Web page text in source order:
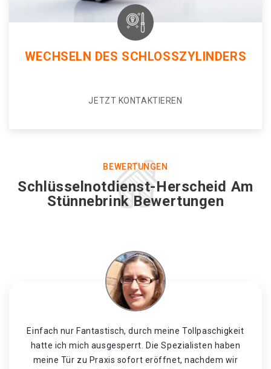
WECHSELN DES SCHLOSSZYLINDERS
JETZT KONTAKTIEREN
BEWERTUNGEN
Schlüsselnotdienst-Herscheid Am
Stünnebrink Bewertungen
Einfach nur Fantastisch, durch meine Tollpaschigkeit
hatte ich mich ausgesperrt. Die Spezialisten haben
meine Tür zu Praxis sofort eröffnet, nachdem wir